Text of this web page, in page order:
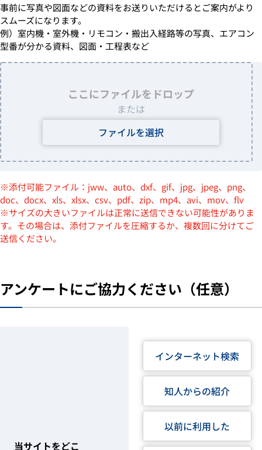
事前に写真や図面などの資料をお送りいただけるとご案内がより
スムーズになります。
例）室内機・室外機・リモコン・搬出入経路等の写真、エアコン
型番が分かる資料、図面・工程表など
ここにファイルをドロップ
または
ファイルを選択
※添付可能ファイル：jww、auto、dxf、gif、jpg、jpeg、png、
doc、docx、xls、xlsx、csv、pdf、zip、mp4、avi、mov、flv
※サイズの大きいファイルは正常に送信できない可能性がありま
す。その場合は、添付ファイルを圧縮するか、複数回に分けてご
送信ください。
アンケートにご協力ください（任意）
当サイトをどこ
インターネット検索
知人からの紹介
以前に利用した